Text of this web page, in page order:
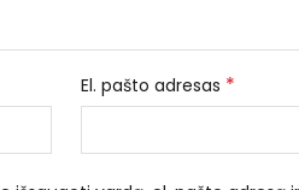
El. pašto adresas *